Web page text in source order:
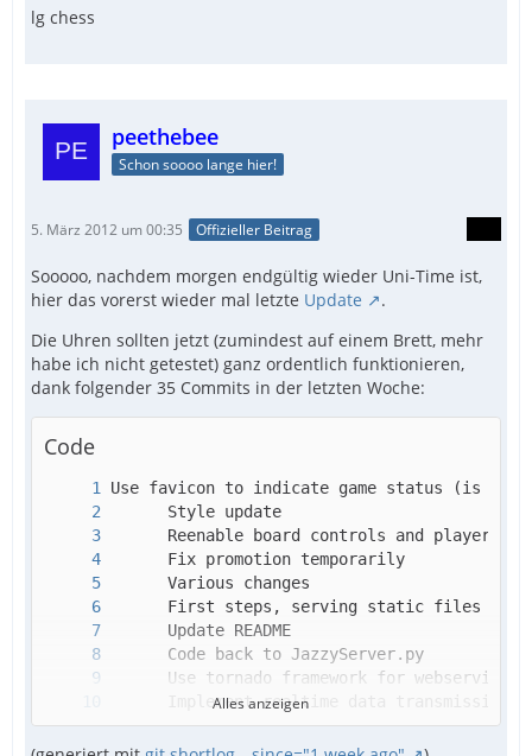
lg chess
peethebee
Schon soooo lange hier!
5. März 2012 um 00:35 Offizieller Beitrag
Sooooo, nachdem morgen endgültig wieder Uni-Time ist,
hier das vorerst wieder mal letzte Update
.
Die Uhren sollten jetzt (zumindest auf einem Brett, mehr
habe ich nicht getestet) ganz ordentlich funktionieren,
dank folgender 35 Commits in der letzten Woche:
Code
Alles anzeigen